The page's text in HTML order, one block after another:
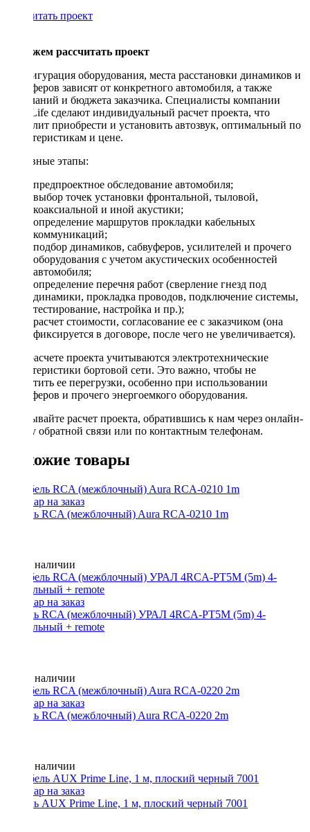
Рассчитать проект
Поможем рассчитать проект
Конфигурация оборудования, места расстановки динамиков и
сабвуферов зависят от конкретного автомобиля, а также
пожеланий и бюджета заказчика. Специалисты компании
DriveLife сделают индивидуальный расчет проекта, что
позволит приобрести и установить автозвук, оптимальный по
характеристикам и цене.
Основные этапы:
предпроектное обследование автомобиля;
выбор точек установки фронтальной, тыловой,
коаксиальной и иной акустики;
определение маршрутов прокладки кабельных
коммуникаций;
подбор динамиков, сабвуферов, усилителей и прочего
оборудования с учетом акустических особенностей
автомобиля;
определение перечня работ (сверление гнезд под
динамики, прокладка проводов, подключение системы,
тестирование, настройка и пр.);
расчет стоимости, согласование ее с заказчиком (она
фиксируется в договоре, после чего не увеличивается).
При расчете проекта учитываются электротехнические
характеристики бортовой сети. Это важно, чтобы не
допустить ее перегрузки, особенно при использовании
сабвуферов и прочего энергоемкого оборудования.
Заказывайте расчет проекта, обратившись к нам через онлайн-
форму обратной связи или по контактным телефонам.
Похожие товары
Кабель RCA (межблочный) Aura RCA-0210 1m
Нет в наличии
Кабель RCA (межблочный) УРАЛ 4RCA-PT5M (5m) 4-
хканальный + remote
Нет в наличии
Кабель RCA (межблочный) Aura RCA-0220 2m
Нет в наличии
Кабель AUX Prime Line, 1 м, плоский черный 7001